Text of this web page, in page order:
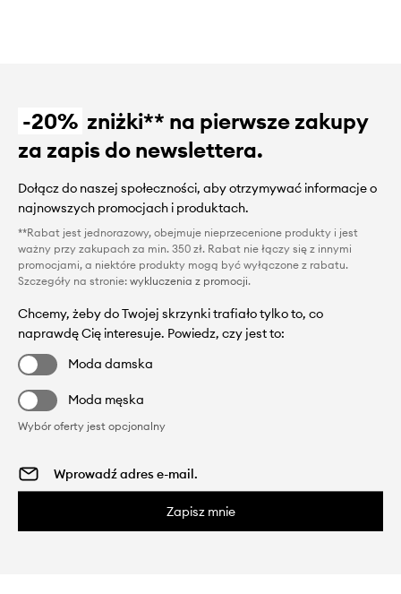
-20% zniżki** na pierwsze zakupy
za zapis do newslettera.
Dołącz do naszej społeczności, aby otrzymywać informacje o
najnowszych promocjach i produktach.
**Rabat jest jednorazowy, obejmuje nieprzecenione produkty i jest
ważny przy zakupach za min. 350 zł. Rabat nie łączy się z innymi
promocjami, a niektóre produkty mogą być wyłączone z rabatu.
Szczegóły na stronie: wykluczenia z promocji.
Chcemy, żeby do Twojej skrzynki trafiało tylko to, co
naprawdę Cię interesuje. Powiedz, czy jest to:
Moda damska
Moda męska
Wybór oferty jest opcjonalny
Zapisz mnie